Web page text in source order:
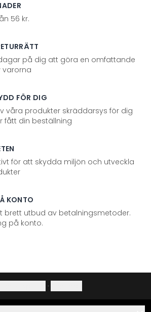
56 kr.
på dig att göra en omfattande
varorna
FÖR DIG
våra produkter skräddarsys för dig
fått din beställning
för att skydda miljön och utveckla
KONTO
brett utbud av betalningsmetoder.
på konto.
·